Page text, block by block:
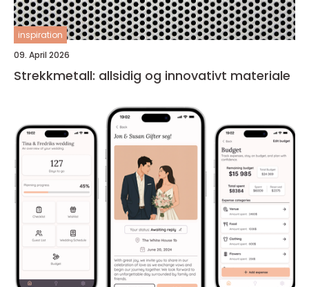
inspiration
09. April 2026
Strekkmetall: allsidig og innovativt materiale